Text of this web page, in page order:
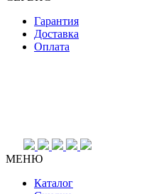
Гарантия
Доставка
Оплата
МЕНЮ
Каталог